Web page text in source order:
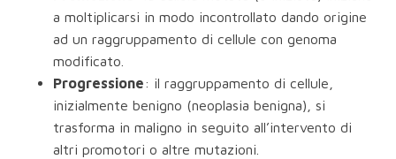
a moltiplicarsi in modo incontrollato dando origine
ad un raggruppamento di cellule con genoma
modificato.
Progressione: il raggruppamento di cellule,
inizialmente benigno (neoplasia benigna), si
trasforma in maligno in seguito all’intervento di
altri promotori o altre mutazioni.